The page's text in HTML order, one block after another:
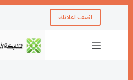
اضف اعلانك